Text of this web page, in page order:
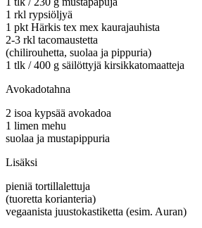
1 rkl rypsiöljyä
1 pkt Härkis tex mex kaurajauhista
2-3 rkl tacomaustetta
(chilirouhetta, suolaa ja pippuria)
1 tlk / 400 g säilöttyjä kirsikkatomaatteja
Avokadotahna
2 isoa kypsää avokadoa
1 limen mehu
suolaa ja mustapippuria
Lisäksi
pieniä tortillalettuja
(tuoretta korianteria)
vegaanista juustokastiketta (esim. Auran)